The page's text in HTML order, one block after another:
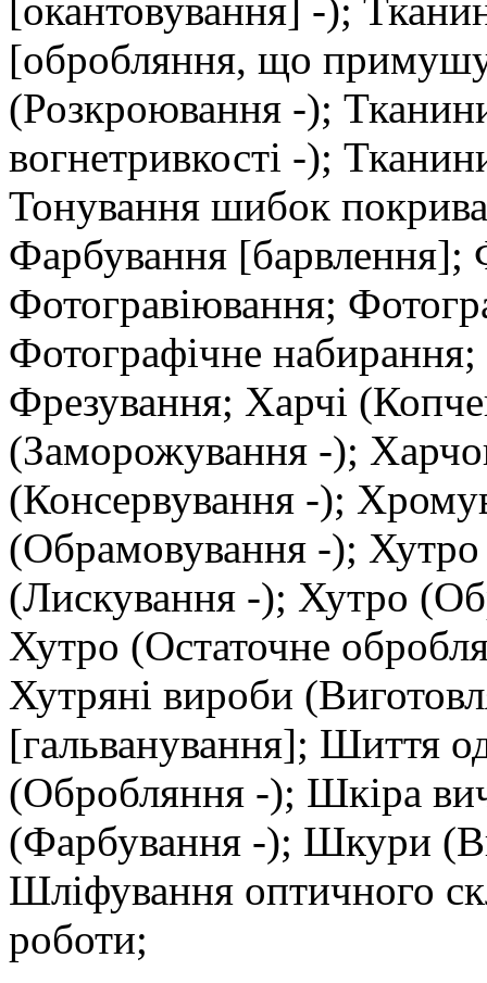
[окантовування] -);
[обробляння, що
(Розкроювання -);
вогнетривкості -);
Тонування шибок
Фарбування [барвлення];
Фотогравіювання;
Фотографічне
Фрезування; Харчі
(Заморожування -);
(Консервування -);
(Обрамовування -);
(Лискування -); Хутро
Хутро (Остаточне
Хутряні вироби
[гальванування]; Шиття
(Обробляння -); Шкіра
(Фарбування -); Шкури
Шліфування оптичного
роботи;